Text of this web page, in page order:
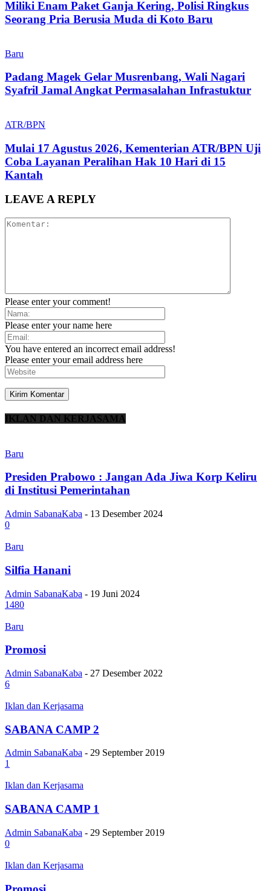
Miliki Enam Paket Ganja Kering, Polisi Ringkus
Seorang Pria Berusia Muda di Koto Baru
Baru
Padang Magek Gelar Musrenbang, Wali Nagari
Syafril Jamal Angkat Permasalahan Infrastuktur
ATR/BPN
Mulai 17 Agustus 2026, Kementerian ATR/BPN Uji
Coba Layanan Peralihan Hak 10 Hari di 15
Kantah
LEAVE A REPLY
Please enter your comment!
Please enter your name here
You have entered an incorrect email address!
Please enter your email address here
IKLAN DAN KERJASAMA
Baru
Presiden Prabowo : Jangan Ada Jiwa Korp Keliru
di Institusi Pemerintahan
Admin SabanaKaba - 13 Desember 2024
0
Baru
Silfia Hanani
Admin SabanaKaba - 19 Juni 2024
1480
Baru
Promosi
Admin SabanaKaba - 27 Desember 2022
6
Iklan dan Kerjasama
SABANA CAMP 2
Admin SabanaKaba - 29 September 2019
1
Iklan dan Kerjasama
SABANA CAMP 1
Admin SabanaKaba - 29 September 2019
0
Iklan dan Kerjasama